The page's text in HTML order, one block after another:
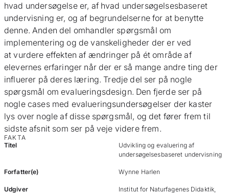
hvad undersøgelse er, af hvad undersøgelsesbaseret
undervisning er, og af begrundelserne for at benytte
denne. Anden del omhandler spørgsmål om
implementering og de vanskeligheder der er ved
at vurdere effekten af ændringer på ét område af
elevernes erfaringer når der er så mange andre ting der
influerer på deres læring. Tredje del ser på nogle
spørgsmål om evalueringsdesign. Den fjerde ser på
nogle cases med evalueringsundersøgelser der kaster
lys over nogle af disse spørgsmål, og det fører frem til
sidste afsnit som ser på veje videre frem.
FAKTA
Titel
Udvikling og evaluering af
undersøgelsesbaseret undervisning
Forfatter(e) Wynne Harlen
Udgiver
Institut for Naturfagenes Didaktik,